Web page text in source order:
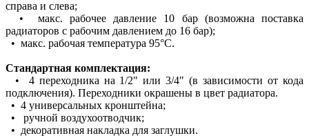
справа и слева;
• макс. рабочее давление 10 бар (возможна поставка
радиаторов с рабочим давлением до 16 бар);
• макс. рабочая температура 95°C.
Стандартная комплектация:
• 4 переходника на 1/2" или 3/4" (в зависимости от кода
подключения). Переходники окрашены в цвет радиатора.
• 4 универсальных кронштейна;
• ручной воздухоотводчик;
• декоративная накладка для заглушки.